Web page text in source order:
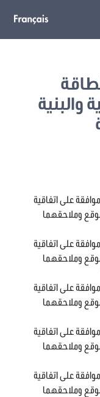
والبنية
031 يتعلق بالموافقة على اتفاقية
وملاحقهما
032 يتعلق بالموافقة على اتفاقية
وملاحقهما
033 يتعلق بالموافقة على اتفاقية
وملاحقهما
034 يتعلق بالموافقة على اتفاقية
وملاحقهما
035 يتعلق بالموافقة على اتفاقية
وملاحقهما